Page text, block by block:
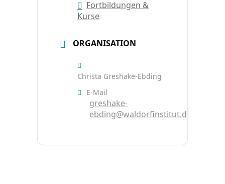
Fortbildungen &
Kurse
ORGANISATION
Christa Greshake-Ebding
E-Mail
greshake-
ebding@waldorfinstitut.de